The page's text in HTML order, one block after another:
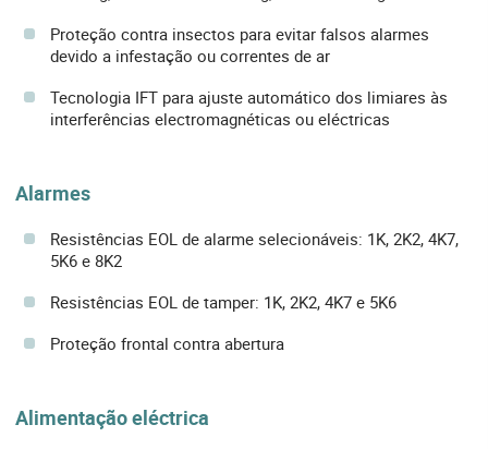
Proteção contra insectos para evitar falsos alarmes
devido a infestação ou correntes de ar
Tecnologia IFT para ajuste automático dos limiares às
interferências electromagnéticas ou eléctricas
Alarmes
Resistências EOL de alarme selecionáveis: 1K, 2K2, 4K7,
5K6 e 8K2
Resistências EOL de tamper: 1K, 2K2, 4K7 e 5K6
Proteção frontal contra abertura
Alimentação eléctrica